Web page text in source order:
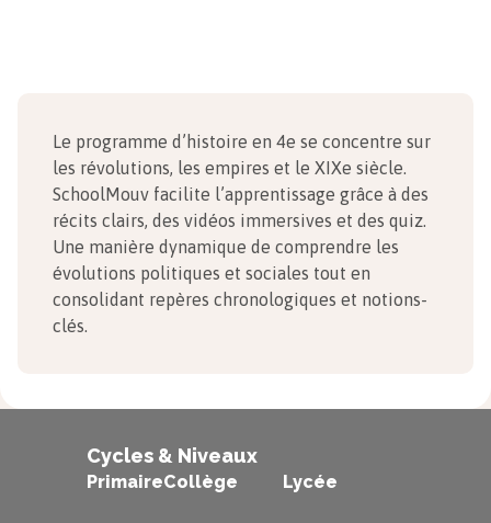
Le programme d’histoire en 4e se concentre sur
les révolutions, les empires et le XIXe siècle.
SchoolMouv facilite l’apprentissage grâce à des
récits clairs, des vidéos immersives et des quiz.
Une manière dynamique de comprendre les
évolutions politiques et sociales tout en
consolidant repères chronologiques et notions-
clés.
Cycles & Niveaux
PrimaireCollège Lycée